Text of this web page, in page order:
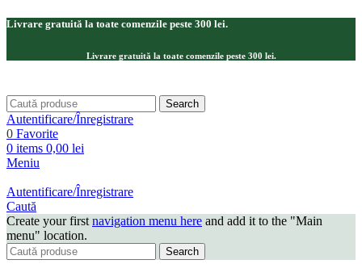
Livrare gratuită la toate comenzile peste 300 lei.
Livrare gratuită la toate comenzile peste 300 lei.
Search
Autentificare/Înregistrare
0 Favorite
0 items 0,00 lei
Meniu
Autentificare/Înregistrare
Caută
Create your first navigation menu here and add it to the "Main
menu" location.
Search